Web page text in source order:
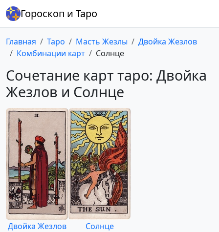
Гороскоп и Таро
Главная Таро Масть Жезлы
Двойка Жезлов
Комбинации карт
Солнце
Сочетание карт таро: Двойка
Жезлов и Солнце
Двойка Жезлов Солнце